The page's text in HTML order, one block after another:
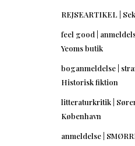
REJSEARTIKEL |
feel good |
Yeoms butik
boganmeldelse |
Historisk fiktion
litteraturkritik |
København
anmeldelse |